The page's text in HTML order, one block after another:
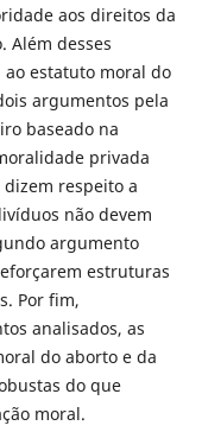
aos direitos da
Além desses
estatuto moral do
argumentos pela
baseado na
privada
respeito a
não devem
argumento
estruturas
Por fim,
analisados, as
do aborto e da
do que
moral.